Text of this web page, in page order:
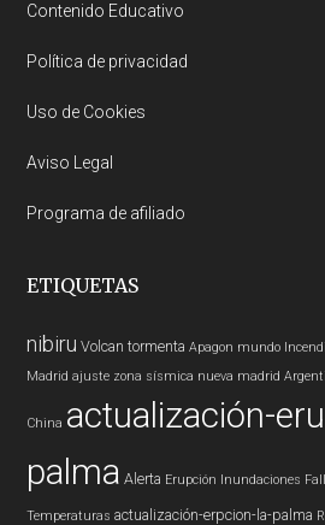
Contenido Educativo
Política de privacidad
Uso de Cookies
Aviso Legal
Programa de afiliado
ETIQUETAS
nibiru Volcan tormenta Apagon mundo
Madrid ajuste zona sísmica nueva madrid
China actualización-
palma Alerta Erupción Inundaciones
Temperaturas actualización-erpcion-la-palma